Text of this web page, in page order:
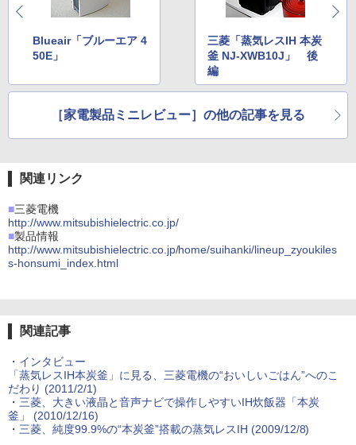
Blueair「ブルーエア 4
50E」
三菱「蒸気レスIH 本炭
釜 NJ-XWB10J」 後
編
［家電製品ミニレビュー］の他の記事を見る
関連リンク
■三菱電機
http://www.mitsubishielectric.co.jp/
■製品情報
http://www.mitsubishielectric.co.jp/home/suihanki/lineup_zyoukiles
s-honsumi_index.html
関連記事
・ インタビュー
「蒸気レスIH本炭釜」に見る、三菱電機の“おいしいごはん”へのこ
だわり (2011/2/1)
・ 三菱、大きい液晶と音声ナビで操作しやすいIH炊飯器「本炭
釜」 (2010/12/16)
・ 三菱、純度99.9%の“本炭釜”搭載の蒸気レスIH (2009/12/8)